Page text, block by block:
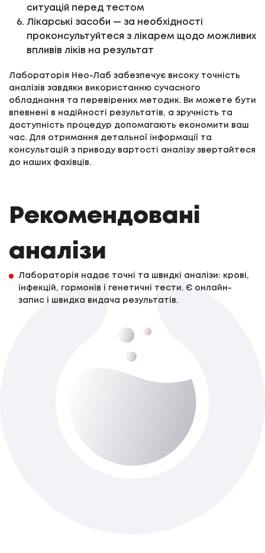
ситуацій перед тестом
Лікарські засоби — за необхідності
проконсультуйтеся з лікарем щодо можливих
впливів ліків на результат
Лабораторія Нео-Лаб забезпечує високу точність
аналізів завдяки використанню сучасного
обладнання та перевірених методик. Ви можете бути
впевнені в надійності результатів, а зручність та
доступність процедур допомагають економити ваш
час. Для отримання детальної інформації та
консультацій з приводу вартості аналізу звертайтеся
до наших фахівців.
Рекомендовані
аналізи
Лабораторія надає точні та швидкі аналізи: крові,
інфекцій, гормонів і генетичні тести. Є онлайн-
запис і швидка видача результатів.
Доступно з виїздом додому